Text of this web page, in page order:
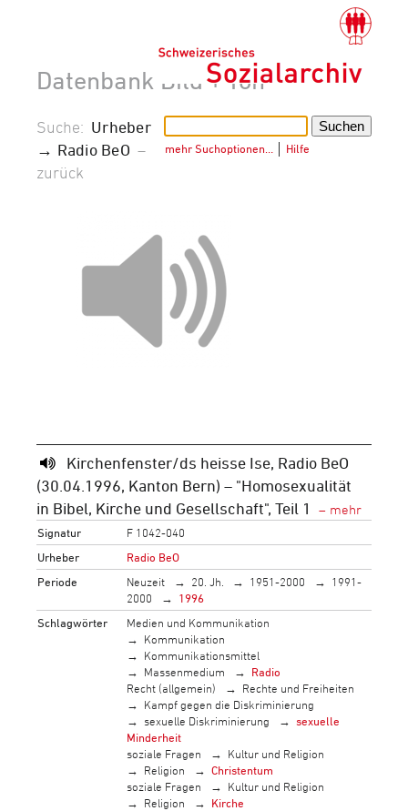
Datenbank Bild + Ton
mehr Suchoptionen… Hilfe
Suche: Urheber
→ Radio BeO –
zurück
Kirchenfenster/ds heisse Ise, Radio BeO
(30.04.1996, Kanton Bern) – "Homosexualität
in Bibel, Kirche und Gesellschaft", Teil 1
Signatur
F 1042-040
Urheber
Radio BeO
Periode
Neuzeit 20. Jh. 1951-2000
1991-
2000
1996
Schlagwörter
Medien und Kommunikation
Kommunikation
Kommunikationsmittel
Massenmedium
Radio
Recht (allgemein)
Rechte und Freiheiten
Kampf gegen die Diskriminierung
sexuelle Diskriminierung
sexuelle
Minderheit
soziale Fragen
Kultur und Religion
Religion
Christentum
soziale Fragen
Kultur und Religion
Religion
Kirche